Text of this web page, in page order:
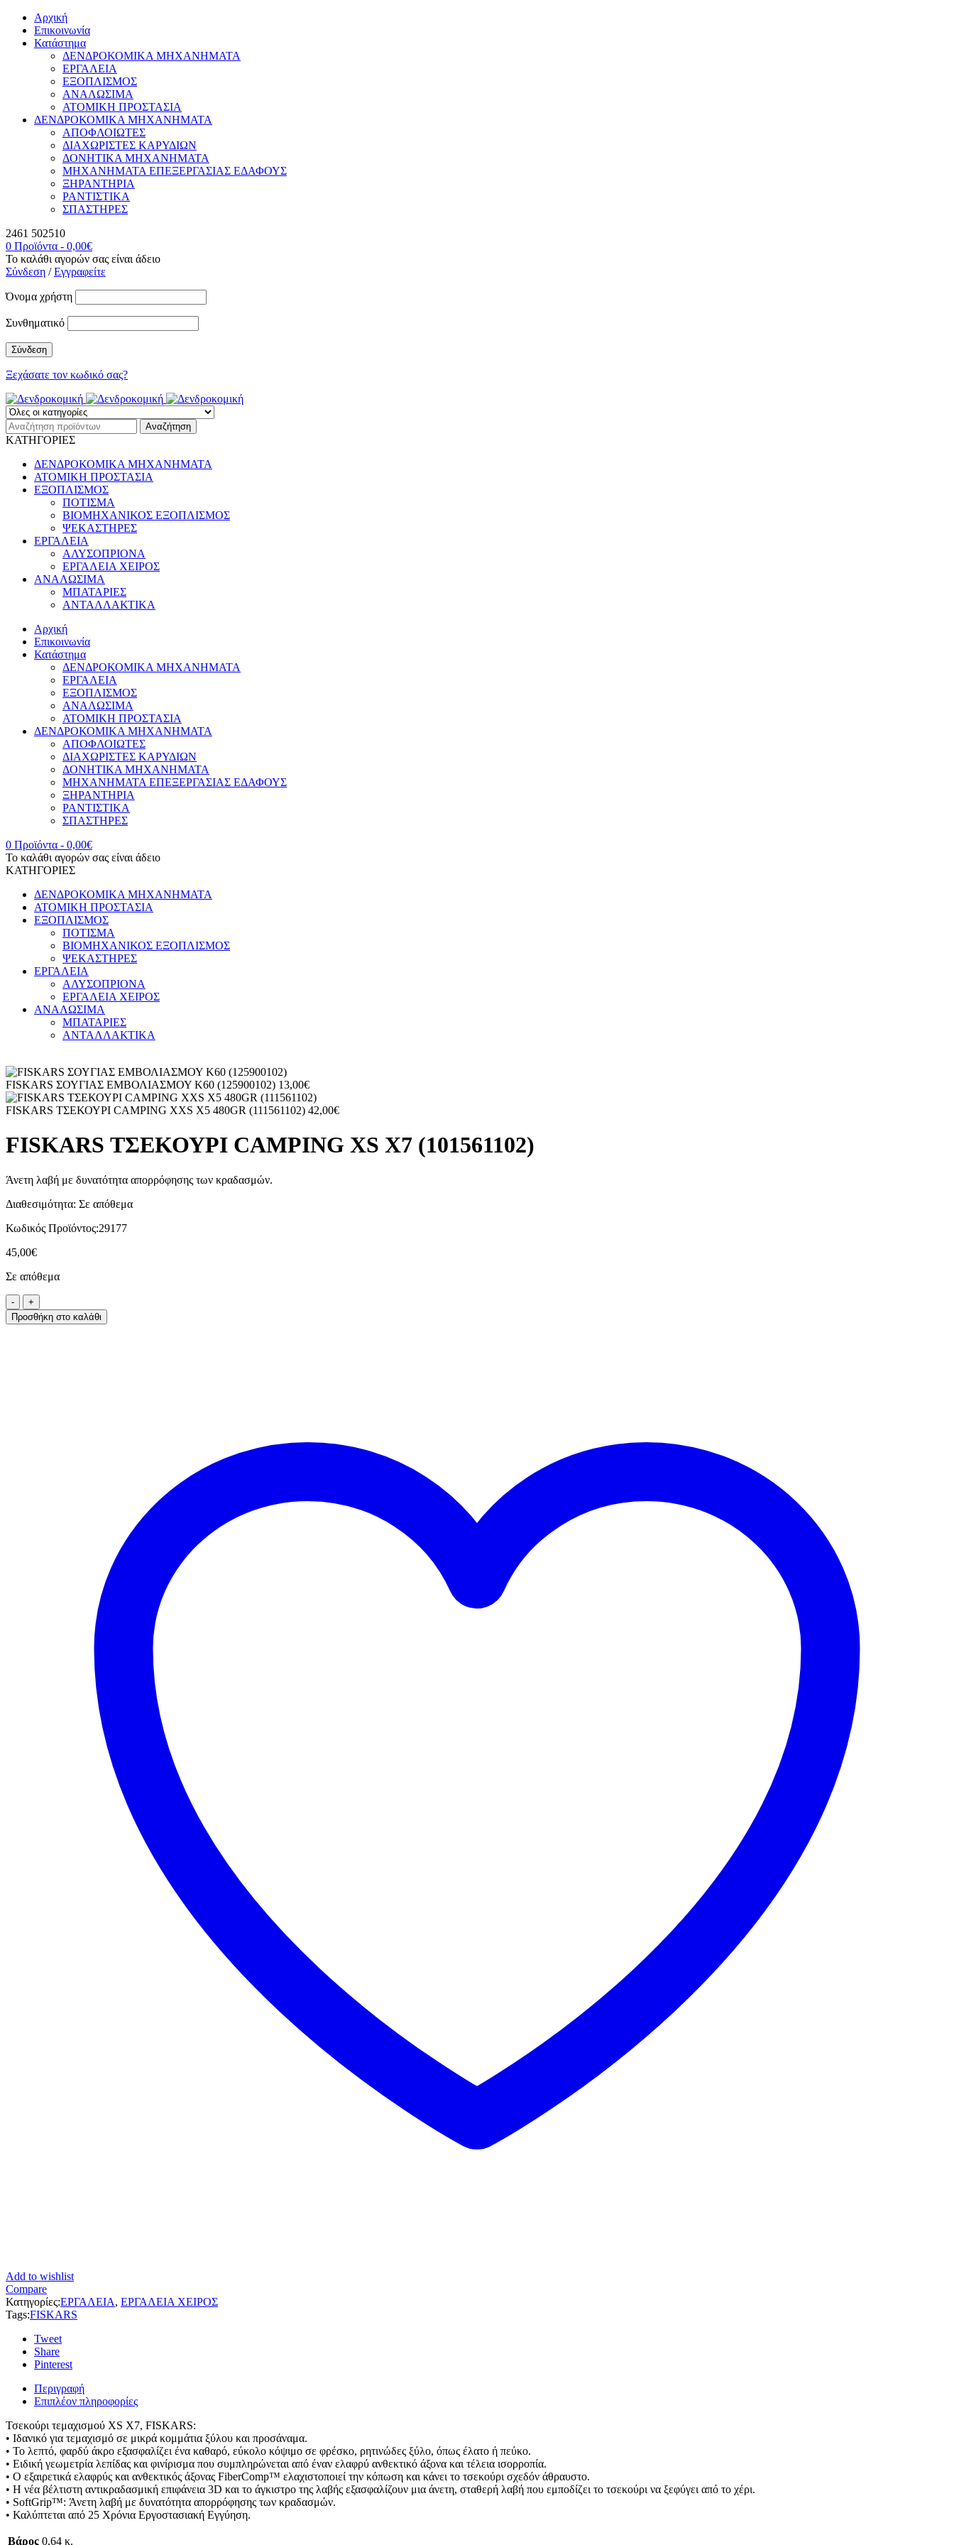
Αρχική
Επικοινωνία
Κατάστημα
ΔΕΝΔΡΟΚΟΜΙΚΑ ΜΗΧΑΝΗΜΑΤΑ
ΕΡΓΑΛΕΙΑ
ΕΞΟΠΛΙΣΜΟΣ
ΑΝΑΛΩΣΙΜΑ
ΑΤΟΜΙΚΗ ΠΡΟΣΤΑΣΙΑ
ΔΕΝΔΡΟΚΟΜΙΚΑ ΜΗΧΑΝΗΜΑΤΑ
ΑΠΟΦΛΟΙΩΤΕΣ
ΔΙΑΧΩΡΙΣΤΕΣ ΚΑΡΥΔΙΩΝ
ΔΟΝΗΤΙΚΑ ΜΗΧΑΝΗΜΑΤΑ
ΜΗΧΑΝΗΜΑΤΑ ΕΠΕΞΕΡΓΑΣΙΑΣ ΕΔΑΦΟΥΣ
ΞΗΡΑΝΤΗΡΙΑ
ΡΑΝΤΙΣΤΙΚΑ
ΣΠΑΣΤΗΡΕΣ
2461 502510
0 Προϊόντα - 0,00€
Το καλάθι αγορών σας είναι άδειο
Σύνδεση /Εγγραφείτε
Όνομα χρήστη
Συνθηματικό
Ξεχάσατε τον κωδικό σας?
ΚΑΤΗΓΟΡΙΕΣ
ΔΕΝΔΡΟΚΟΜΙΚΑ ΜΗΧΑΝΗΜΑΤΑ
ΑΤΟΜΙΚΗ ΠΡΟΣΤΑΣΙΑ
ΕΞΟΠΛΙΣΜΟΣ
ΠΟΤΙΣΜΑ
ΒΙΟΜΗΧΑΝΙΚΟΣ ΕΞΟΠΛΙΣΜΟΣ
ΨΕΚΑΣΤΗΡΕΣ
ΕΡΓΑΛΕΙΑ
ΑΛΥΣΟΠΡΙΟΝΑ
ΕΡΓΑΛΕΙΑ ΧΕΙΡΟΣ
ΑΝΑΛΩΣΙΜΑ
ΜΠΑΤΑΡΙΕΣ
ΑΝΤΑΛΛΑΚΤΙΚΑ
Αρχική
Επικοινωνία
Κατάστημα
ΔΕΝΔΡΟΚΟΜΙΚΑ ΜΗΧΑΝΗΜΑΤΑ
ΕΡΓΑΛΕΙΑ
ΕΞΟΠΛΙΣΜΟΣ
ΑΝΑΛΩΣΙΜΑ
ΑΤΟΜΙΚΗ ΠΡΟΣΤΑΣΙΑ
ΔΕΝΔΡΟΚΟΜΙΚΑ ΜΗΧΑΝΗΜΑΤΑ
ΑΠΟΦΛΟΙΩΤΕΣ
ΔΙΑΧΩΡΙΣΤΕΣ ΚΑΡΥΔΙΩΝ
ΔΟΝΗΤΙΚΑ ΜΗΧΑΝΗΜΑΤΑ
ΜΗΧΑΝΗΜΑΤΑ ΕΠΕΞΕΡΓΑΣΙΑΣ ΕΔΑΦΟΥΣ
ΞΗΡΑΝΤΗΡΙΑ
ΡΑΝΤΙΣΤΙΚΑ
ΣΠΑΣΤΗΡΕΣ
0 Προϊόντα - 0,00€
Το καλάθι αγορών σας είναι άδειο
ΚΑΤΗΓΟΡΙΕΣ
ΔΕΝΔΡΟΚΟΜΙΚΑ ΜΗΧΑΝΗΜΑΤΑ
ΑΤΟΜΙΚΗ ΠΡΟΣΤΑΣΙΑ
ΕΞΟΠΛΙΣΜΟΣ
ΠΟΤΙΣΜΑ
ΒΙΟΜΗΧΑΝΙΚΟΣ ΕΞΟΠΛΙΣΜΟΣ
ΨΕΚΑΣΤΗΡΕΣ
ΕΡΓΑΛΕΙΑ
ΑΛΥΣΟΠΡΙΟΝΑ
ΕΡΓΑΛΕΙΑ ΧΕΙΡΟΣ
ΑΝΑΛΩΣΙΜΑ
ΜΠΑΤΑΡΙΕΣ
ΑΝΤΑΛΛΑΚΤΙΚΑ
FISKARS ΣΟΥΓΙΑΣ ΕΜΒΟΛΙΑΣΜΟΥ Κ60 (125900102) 13,00€
FISKARS ΤΣΕΚΟΥΡΙ CAMPING XXS X5 480GR (111561102) 42,00€
FISKARS ΤΣΕΚΟΥΡΙ CAMPING XS X7 (101561102)
Άνετη λαβή με δυνατότητα απορρόφησης των κραδασμών.
Διαθεσιμότητα: Σε απόθεμα
Κωδικός Προϊόντος:29177
45,00€
Σε απόθεμα
Προσθήκη στο καλάθι
Add to wishlist
Compare
Κατηγορίες:ΕΡΓΑΛΕΙΑ, ΕΡΓΑΛΕΙΑ ΧΕΙΡΟΣ
Tags:FISKARS
Tweet
Share
Pinterest
Περιγραφή
Επιπλέον πληροφορίες
Τσεκούρι τεμαχισμού XS X7, FISKARS:
• Ιδανικό για τεμαχισμό σε μικρά κομμάτια ξύλου και προσάναμα.
• Το λεπτό, φαρδύ άκρο εξασφαλίζει ένα καθαρό, εύκολο κόψιμο σε φρέσκο, ρητινώδες ξύλο, όπως έλατο ή πεύκο.
• Ειδική γεωμετρία λεπίδας και φινίρισμα που συμπληρώνεται από έναν ελαφρύ ανθεκτικό άξονα και τέλεια ισορροπία.
• Ο εξαιρετικά ελαφρύς και ανθεκτικός άξονας FiberComp™ ελαχιστοποιεί την κόπωση και κάνει το τσεκούρι σχεδόν άθραυστο.
• Η νέα βέλτιστη αντικραδασμική επιφάνεια 3D και το άγκιστρο της λαβής εξασφαλίζουν μια άνετη, σταθερή λαβή που εμποδίζει το τσεκούρι να ξεφύγει από το χέρι.
• SoftGrip™: Άνετη λαβή με δυνατότητα απορρόφησης των κραδασμών.
• Καλύπτεται από 25 Χρόνια Εργοστασιακή Εγγύηση.
Βάρος 0,64 κ.